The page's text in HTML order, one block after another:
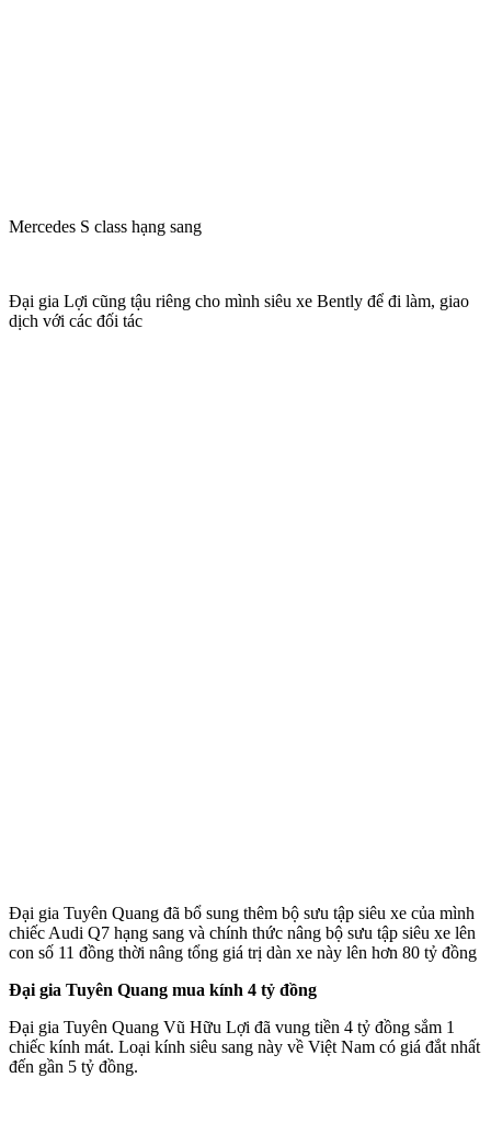
Mercedes S class hạng sang
Đại gia Lợi cũng tậu riêng cho mình siêu xe Bently để đi làm, giao
dịch với các đối tác
Đại gia Tuyên Quang đã bổ sung thêm bộ sưu tập siêu xe của mình
chiếc Audi Q7 hạng sang và chính thức nâng bộ sưu tập siêu xe lên
con số 11 đồng thời nâng tổng giá trị dàn xe này lên hơn 80 tỷ đồng
Đại gia Tuyên Quang mua kính 4 tỷ đồng
Đại gia Tuyên Quang Vũ Hữu Lợi đã vung tiền 4 tỷ đồng sắm 1
chiếc kính mát. Loại kính siêu sang này về Việt Nam có giá đắt nhất
đến gần 5 tỷ đồng.